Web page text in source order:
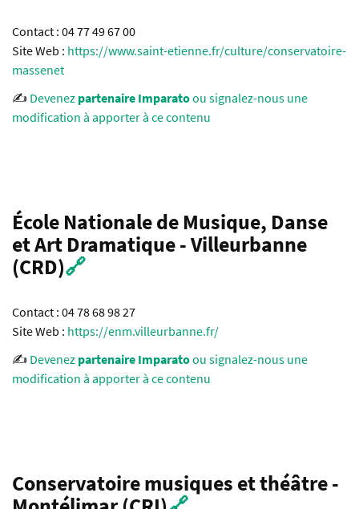
Contact : 04 77 49 67 00
Site Web : https://www.saint-etienne.fr/culture/conservatoire-
massenet
✍️ Devenez partenaire Imparatoou signalez-nous une
modification à apporter à ce contenu
École Nationale de Musique, Danse
et Art Dramatique - Villeurbanne
(CRD)🔗
Contact : 04 78 68 98 27
Site Web : https://enm.villeurbanne.fr/
✍️ Devenez partenaire Imparatoou signalez-nous une
modification à apporter à ce contenu
Conservatoire musiques et théâtre -